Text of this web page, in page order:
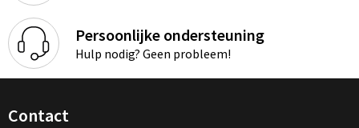
Persoonlijke ondersteuning
Hulp nodig? Geen probleem!
Contact